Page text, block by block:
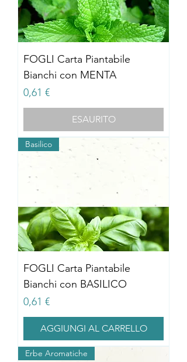
FOGLI Carta Piantabile
Bianchi con MENTA
Prezzo
0,61 €
ESAURITO
Basilico
FOGLI Carta Piantabile
Bianchi con BASILICO
Prezzo
0,61 €
AGGIUNGI AL CARRELLO
Erbe Aromatiche